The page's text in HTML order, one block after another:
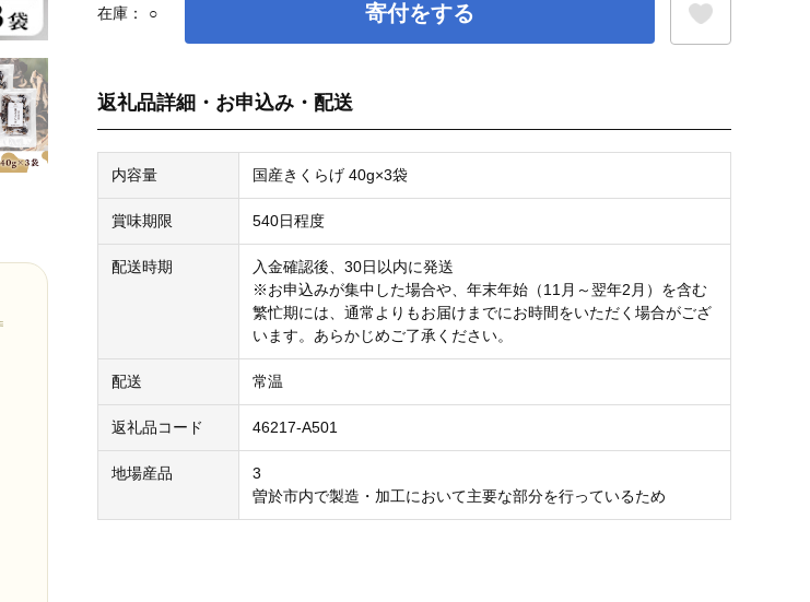
在庫： ○ 寄付をする
返礼品詳細・お申込み・配送
内容量 国産きくらげ 40g×3袋
賞味期限 540日程度
配送時期
入金確認後、30日以内に発送
※お申込みが集中した場合や、年末年始（11月～翌年2月）を含む
繁忙期には、通常よりもお届けまでにお時間をいただく場合がござ
います。あらかじめご了承ください。
配送 常温
返礼品コード 46217-A501
地場産品
3
曽於市内で製造・加工において主要な部分を行っているため